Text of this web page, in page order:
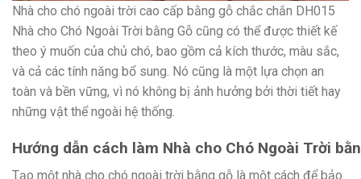
Nhà cho chó ngoài trời cao cấp bằng gỗ chắc chắn DH015
Nhà cho Chó Ngoài Trời bằng Gỗ cũng có thể được thiết kế
theo ý muốn của chủ chó, bao gồm cả kích thước, màu sắc,
và cả các tính năng bổ sung. Nó cũng là một lựa chọn an
toàn và bền vững, vì nó không bị ảnh hưởng bởi thời tiết hay
những vật thể ngoài hệ thống.
Hướng dẫn cách làm Nhà cho Chó Ngoài Trời
Tạo một nhà cho chó ngoài trời bằng gỗ là một cách để bảo